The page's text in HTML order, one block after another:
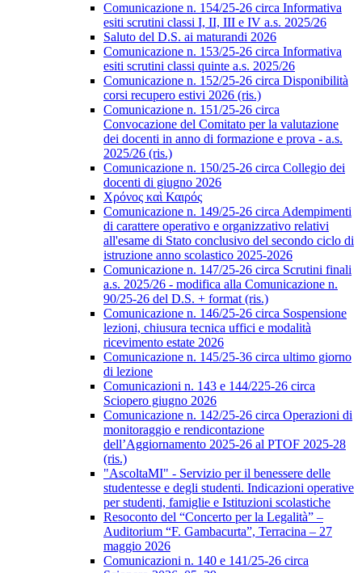
Comunicazione n. 154/25-26 circa Informativa
esiti scrutini classi I, II, III e IV a.s. 2025/26
Saluto del D.S. ai maturandi 2026
Comunicazione n. 153/25-26 circa Informativa
esiti scrutini classi quinte a.s. 2025/26
Comunicazione n. 152/25-26 circa Disponibilità
corsi recupero estivi 2026 (ris.)
Comunicazione n. 151/25-26 circa
Convocazione del Comitato per la valutazione
dei docenti in anno di formazione e prova - a.s.
2025/26 (ris.)
Comunicazione n. 150/25-26 circa Collegio dei
docenti di giugno 2026
Χρόνος καὶ Καιρός
Comunicazione n. 149/25-26 circa Adempimenti
di carattere operativo e organizzativo relativi
all'esame di Stato conclusivo del secondo ciclo di
istruzione anno scolastico 2025-2026
Comunicazione n. 147/25-26 circa Scrutini finali
a.s. 2025/26 - modifica alla Comunicazione n.
90/25-26 del D.S. + format (ris.)
Comunicazione n. 146/25-26 circa Sospensione
lezioni, chiusura tecnica uffici e modalità
ricevimento estate 2026
Comunicazione n. 145/25-36 circa ultimo giorno
di lezione
Comunicazioni n. 143 e 144/225-26 circa
Sciopero giugno 2026
Comunicazione n. 142/25-26 circa Operazioni di
monitoraggio e rendicontazione
dell’Aggiornamento 2025-26 al PTOF 2025-28
(ris.)
"AscoltaMI" - Servizio per il benessere delle
studentesse e degli studenti. Indicazioni operative
per studenti, famiglie e Istituzioni scolastiche
Resoconto del “Concerto per la Legalità” –
Auditorium “F. Gambacurta”, Terracina – 27
maggio 2026
Comunicazioni n. 140 e 141/25-26 circa